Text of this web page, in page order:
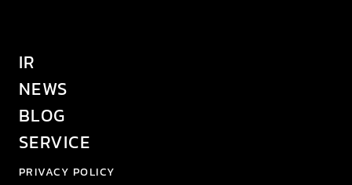
IR
NEWS
BLOG
SERVICE
PRIVACY POLICY